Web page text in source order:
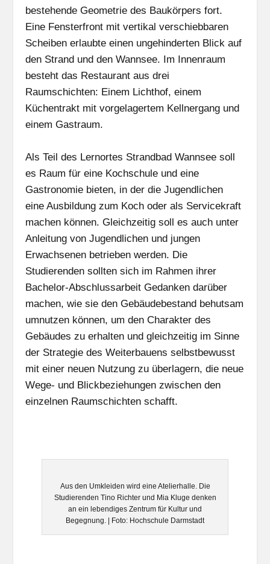
bestehende Geometrie des Baukörpers fort.
Eine Fensterfront mit vertikal verschiebbaren
Scheiben erlaubte einen ungehinderten Blick auf
den Strand und den Wannsee. Im Innenraum
besteht das Restaurant aus drei
Raumschichten: Einem Lichthof, einem
Küchentrakt mit vorgelagertem Kellnergang und
einem Gastraum.
Als Teil des Lernortes Strandbad Wannsee soll
es Raum für eine Kochschule und eine
Gastronomie bieten, in der die Jugendlichen
eine Ausbildung zum Koch oder als Servicekraft
machen können. Gleichzeitig soll es auch unter
Anleitung von Jugendlichen und jungen
Erwachsenen betrieben werden. Die
Studierenden sollten sich im Rahmen ihrer
Bachelor-Abschlussarbeit Gedanken darüber
machen, wie sie den Gebäudebestand behutsam
umnutzen können, um den Charakter des
Gebäudes zu erhalten und gleichzeitig im Sinne
der Strategie des Weiterbauens selbstbewusst
mit einer neuen Nutzung zu überlagern, die neue
Wege- und Blickbeziehungen zwischen den
einzelnen Raumschichten schafft.
Aus den Umkleiden wird eine Atelierhalle. Die
Studierenden Tino Richter und Mia Kluge denken
an ein lebendiges Zentrum für Kultur und
Begegnung. | Foto: Hochschule Darmstadt